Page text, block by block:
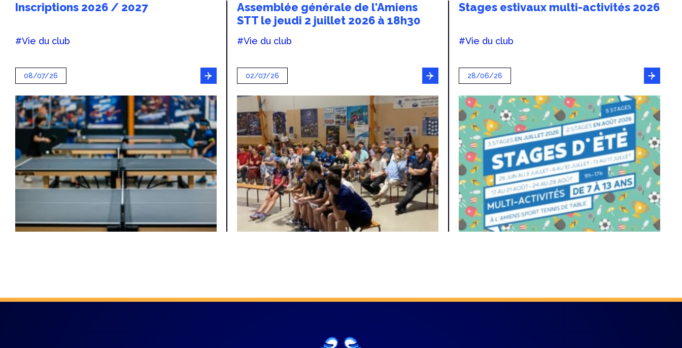
Inscriptions 2026 / 2027
#Vie du club
08/07/26
Assemblée générale de l'Amiens
STT le jeudi 2 juillet 2026 à 18h30
#Vie du club
02/07/26
Stages estivaux multi-activités 2026
#Vie du club
28/06/26